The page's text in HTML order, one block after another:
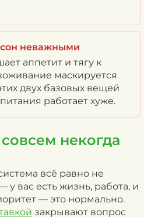
сон неважными
аппетит и тягу к
маскируется
двух базовых вещей
работает хуже.
некогда
всё равно не
у вас есть жизнь, работа, и
— это нормально.
закрывают вопрос